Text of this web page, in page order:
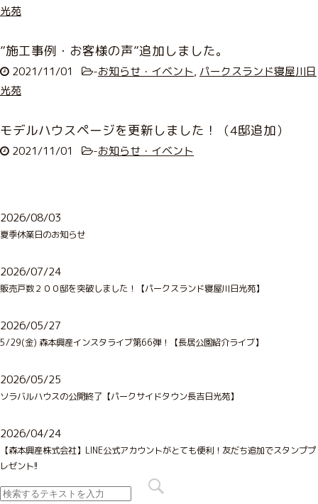
光苑
”施工事例・お客様の声”追加しました。
2021/11/01 -お知らせ・イベント, パークスランド寝屋川日
光苑
モデルハウスページを更新しました！（4邸追加）
2021/11/01 -お知らせ・イベント
2026/08/03
夏季休業日のお知らせ
2026/07/24
販売戸数２００邸を突破しました！【パークスランド寝屋川日光苑】
2026/05/27
5/29(金) 森本興産インスタライブ第66弾！【長居公園紹介ライブ】
2026/05/25
ソラバルハウスの公開終了【パークサイドタウン長吉日光苑】
2026/04/24
【森本興産株式会社】LINE公式アカウントがとても便利！友だち追加でスタンププ
レゼント!!